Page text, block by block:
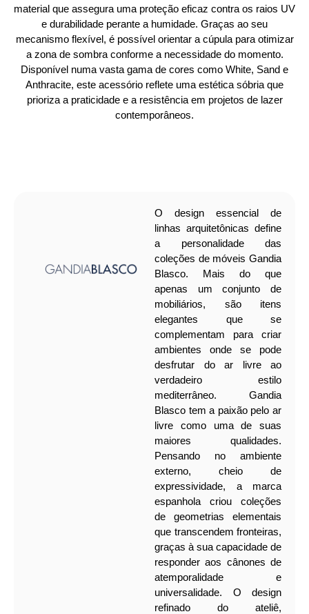
material que assegura uma proteção eficaz contra os raios UV
e durabilidade perante a humidade. Graças ao seu
mecanismo flexível, é possível orientar a cúpula para otimizar
a zona de sombra conforme a necessidade do momento.
Disponível numa vasta gama de cores como White, Sand e
Anthracite, este acessório reflete uma estética sóbria que
prioriza a praticidade e a resistência em projetos de lazer
contemporâneos.
O design essencial de
linhas arquitetônicas define
a personalidade das
coleções de móveis Gandia
Blasco. Mais do que
apenas um conjunto de
mobiliários, são itens
elegantes que se
complementam para criar
ambientes onde se pode
desfrutar do ar livre ao
verdadeiro estilo
mediterrâneo.
Gandia
Blasco tem a paixão pelo ar
livre como uma de suas
maiores qualidades.
Pensando no ambiente
externo, cheio de
expressividade, a marca
espanhola criou coleções
de geometrias elementais
que transcendem fronteiras,
graças à sua capacidade de
responder aos cânones de
atemporalidade e
universalidade.
O design
refinado do ateliê,